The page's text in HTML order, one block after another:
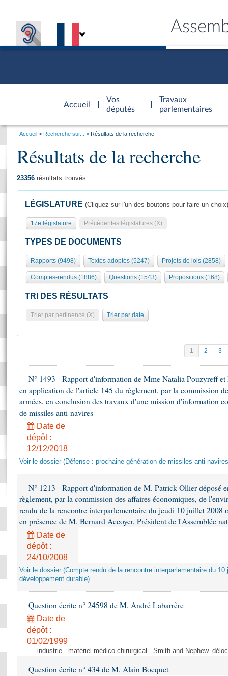
Accueil
d'accueil
Vos
députés
Travaux
parlementaires
Présidence
577 députés
Groupes politiques
Séance publique
Commissions et autres organes
Europe et International
Pétitions
Projets de loi
Propositions de loi
Amendements
Textes adoptés
Rapports d'information
Rapports d'enquête
Rapports sur l'application des lois
Baromètre de l’application des lois
Dossiers législatifs
Budget et sécurité sociale
Questions écrites et orales
Général
Rôle et pouvoirs de l'Assemblée
Organisation de l'Assemblée
Présidence Conférence des Présidents Bureau Collège des
Statistiques et chiffres clés
Histoire
Juniors
Anciennes législatures
Liens vers les sites publics
Visiter l'Assemblée
Visite virtuelle du palais Bourbon
Assister à une séance
Contacts et plan d'accès
Photos libres de droit
Vous
Accueil Recherche sur... Résultats de la recherche
Résultats de la recherche
23356 résultats trouvés
LÉGISLATURE (Cliquez sur l'un des boutons pour faire un choix)
17e législature Précédentes législatures (X)
TYPES DE DOCUMENTS
Rapports (9498) Textes adoptés (5247) Projets de lois (2858)
Comptes-rendus (1886) Questions (1543) Propositions (168)
TRI DES RÉSULTATS
Trier par pertinence (X) Trier par date
1 2 3
N° 1493 - Rapport d'information de Mme Natalia Pouzyreff
en application de l'article 145 du règlement, par la commission
armées, en conclusion des travaux d'une mission d'information
de missiles anti-navires
Date de
dépôt :
12/12/2018
Voir le dossier (Défense : prochaine génération de missiles anti-
N° 1213 - Rapport d'information de M. Patrick Ollier déposé
règlement, par la commission des affaires économiques, de
rendu de la rencontre interparlementaire du jeudi 10 juillet 2008
en présence de M. Bernard Accoyer, Président de l'Assemblée
Date de
dépôt :
24/10/2008
Voir le dossier (Compte rendu de la rencontre interparlementaire du
développement durable)
Question écrite n° 24598 de M. André Labarrère
Date de
dépôt :
01/02/1999
industrie - matériel médico-chirurgical - Smith and Nephew.
Question écrite n° 434 de M. Alain Bocquet